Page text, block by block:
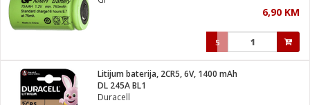
6,90 KM
5
Litijum baterija, 2CR5, 6V, 1400 mAh
DL 245A BL1
Duracell